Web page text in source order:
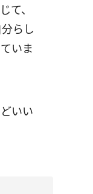
て、
らし
いま
いい